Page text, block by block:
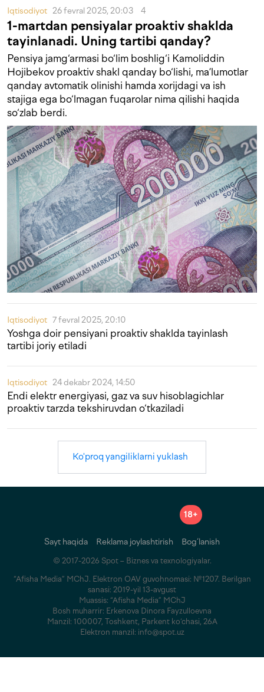
Iqtisodiyot 26 fevral 2025, 20:03 4
1-martdan pensiyalar proaktiv shaklda
tayinlanadi. Uning tartibi qanday?
Pensiya jamg‘armasi bo‘lim boshlig‘i Kamoliddin
Hojibekov proaktiv shakl qanday bo‘lishi, ma’lumotlar
qanday avtomatik olinishi hamda xorijdagi va ish
stajiga ega bo‘lmagan fuqarolar nima qilishi haqida
so‘zlab berdi.
Iqtisodiyot 7 fevral 2025, 20:10
Yoshga doir pensiyani proaktiv shaklda tayinlash
tartibi joriy etiladi
Iqtisodiyot 24 dekabr 2024, 14:50
Endi elektr energiyasi, gaz va suv hisoblagichlar
proaktiv tarzda tekshiruvdan o‘tkaziladi
Ko'proq yangiliklarni yuklash
18+
Sayt haqida Reklama joylashtirish Bog‘lanish
© 2017-2026 Spot – Biznes va texnologiyalar.
“Afisha Media” MChJ. Elektron OAV guvohnomasi: №1207. Berilgan
sanasi: 2019-yil 13-avgust
Muassis: “Afisha Media” MChJ
Bosh muharrir: Erkenova Dinora Fayzulloevna
Manzil: 100007, Toshkent, Parkent ko‘chasi, 26A
Elektron manzil: info@spot.uz